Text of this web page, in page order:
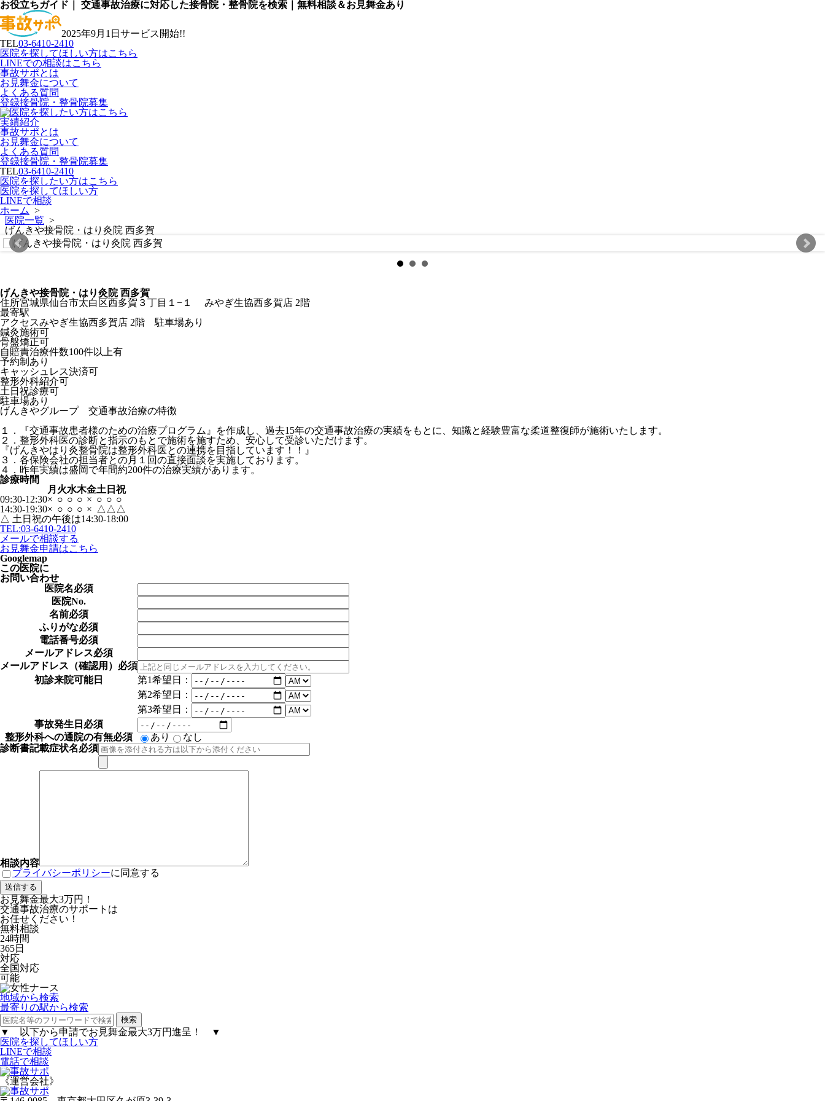
お役立ちガイド｜ 交通事故治療に対応した接骨院・整骨院を検索｜無料相談＆お見舞金あり
2025年9月1日サービス開始!!
TEL03-6410-2410
医院を探してほしい方はこちら
LINEでの相談はこちら
事故サポとは
お見舞金について
よくある質問
登録接骨院・整骨院募集
実績紹介
事故サポとは
お見舞金について
よくある質問
登録接骨院・整骨院募集
TEL03-6410-2410
医院を探したい方はこちら
医院を探してほしい方
LINEで相談
ホーム >
医院一覧 >
げんきや接骨院・はり灸院 西多賀
げんきや接骨院・はり灸院 西多賀
住所宮城県仙台市太白区西多賀３丁目１−１ みやぎ生協西多賀店 2階
最寄駅
アクセスみやぎ生協西多賀店 2階 駐車場あり
鍼灸施術可
骨盤矯正可
自賠責治療件数100件以上有
予約制あり
キャッシュレス決済可
整形外科紹介可
土日祝診療可
駐車場あり
げんきやグループ 交通事故治療の特徴
１．『交通事故患者様のための治療プログラム』を作成し、過去15年の交通事故治療の実績をもとに、知識と経験豊富な柔道整復師が施術いたします。
２．整形外科医の診断と指示のもとで施術を施すため、安心して受診いただけます。
『げんきやはり灸整骨院は整形外科医との連携を目指しています！！』
３．各保険会社の担当者との月１回の直接面談を実施しております。
４．昨年実績は盛岡で年間約200件の治療実績があります。
診療時間
月 火水木金土 日祝
09:30-12:30× ○ ○ ○ × ○ ○ ○
14:30-19:30× ○ ○ ○ × △ △ △
△ 土日祝の午後は14:30-18:00
TEL:03-6410-2410
メールで相談する
お見舞金申請はこちら
Googlemap
この医院に
お問い合わせ
医院名必須
医院No.
名前必須
ふりがな必須
電話番号必須
メールアドレス必須
メールアドレス（確認用） 必須
初診来院可能日
第1希望日：
第2希望日：
第3希望日：
事故発生日 必須
整形外科への通院の有無必須 あり
なし
診断書記載症状名必須
相談内容
プライバシーポリシーに同意する
お見舞金最大3万円！
交通事故治療のサポートは
お任せください！
無料相談
24時間
365日
対応
全国対応
可能
地域から検索
最寄りの駅から検索
▼ 以下から申請でお見舞金最大3万円進呈！
▼
医院を探してほしい方
LINEで相談
電話で相談
《運営会社》